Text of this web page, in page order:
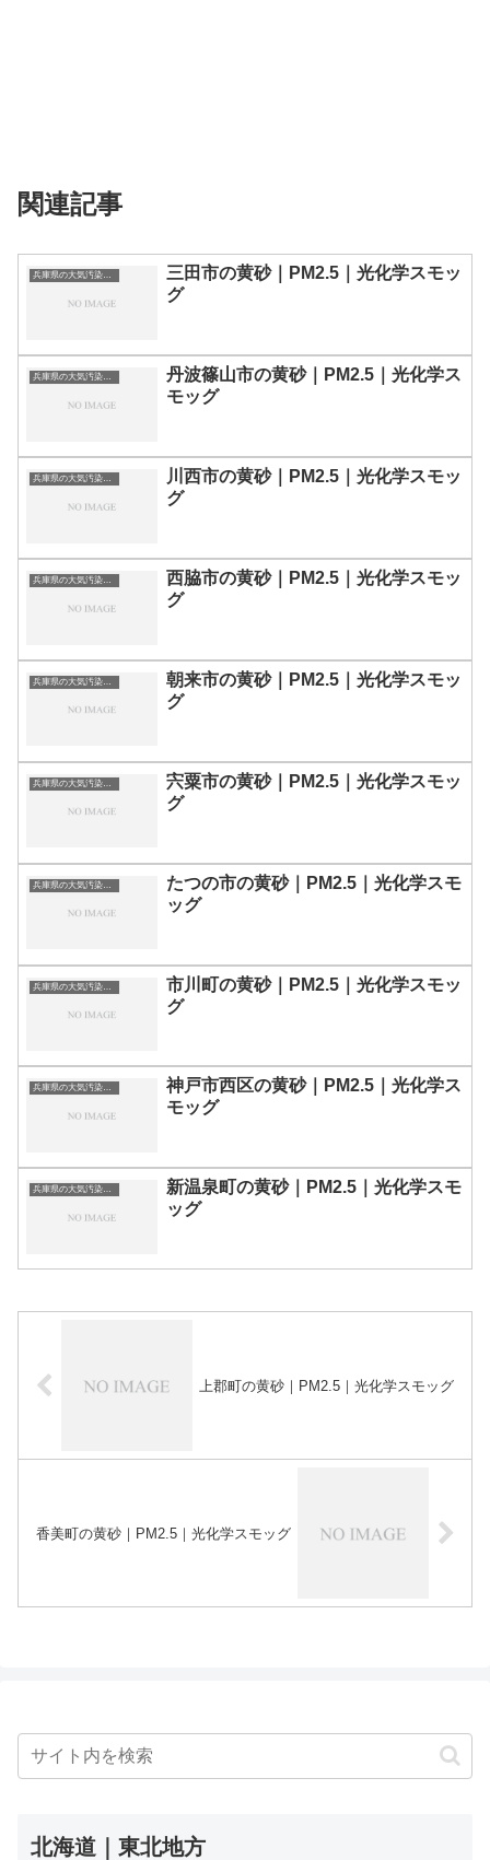
関連記事
兵庫県の大気汚染・PM2.5・黄砂・エアロゾルの数値
三田市の黄砂｜PM2.5｜光化学スモッ
グ
兵庫県の大気汚染・PM2.5・黄砂・エアロゾルの数値
丹波篠山市の黄砂｜PM2.5｜光化学ス
モッグ
兵庫県の大気汚染・PM2.5・黄砂・エアロゾルの数値
川西市の黄砂｜PM2.5｜光化学スモッ
グ
兵庫県の大気汚染・PM2.5・黄砂・エアロゾルの数値
西脇市の黄砂｜PM2.5｜光化学スモッ
グ
兵庫県の大気汚染・PM2.5・黄砂・エアロゾルの数値
朝来市の黄砂｜PM2.5｜光化学スモッ
グ
兵庫県の大気汚染・PM2.5・黄砂・エアロゾルの数値
宍粟市の黄砂｜PM2.5｜光化学スモッ
グ
兵庫県の大気汚染・PM2.5・黄砂・エアロゾルの数値
たつの市の黄砂｜PM2.5｜光化学スモ
ッグ
兵庫県の大気汚染・PM2.5・黄砂・エアロゾルの数値
市川町の黄砂｜PM2.5｜光化学スモッ
グ
兵庫県の大気汚染・PM2.5・黄砂・エアロゾルの数値
神戸市西区の黄砂｜PM2.5｜光化学ス
モッグ
兵庫県の大気汚染・PM2.5・黄砂・エアロゾルの数値
新温泉町の黄砂｜PM2.5｜光化学スモ
ッグ
上郡町の黄砂｜PM2.5｜光化学スモッグ
香美町の黄砂｜PM2.5｜光化学スモッグ
北海道｜東北地方